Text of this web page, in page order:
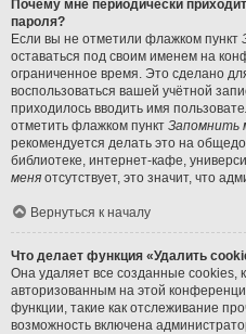
Почему мне периодически
пароля?
Если вы не отметили флажком пункт
оставаться под своим именем на
ограниченное время. Это сделано
воспользоваться вашей учётной
приходилось вводить имя
отметить флажком пункт Запомнить
рекомендуется делать это на
библиотеке, интернет-кафе,
меня отсутствует, это значит, что
Вернуться к началу
Что делает функция «Удалить
Она удаляет все созданные cookies,
авторизованным на этой
функции, такие как отслеживание
возможность включена